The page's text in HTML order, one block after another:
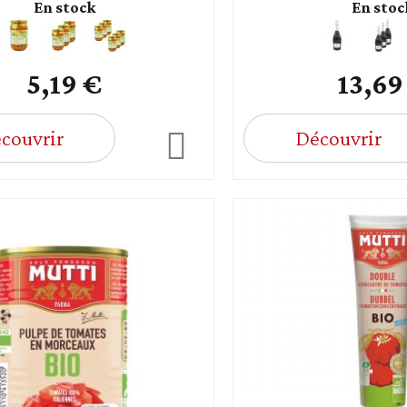
En stock
5,19 €
En
Découvrir